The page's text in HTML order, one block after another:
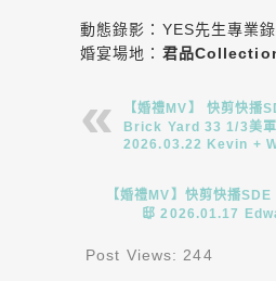
動態錄影：YES先生專業
婚宴場地： 君品
【婚禮MV】 快剪快播
Brick Yard 33 1/3美軍
2026.03.22 Kevin +
【婚禮MV】快剪快播
邸 2026.01.17
Post Views: 244